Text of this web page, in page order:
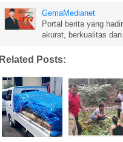
GemaMedianet
Portal berita yang
akurat, berkualitas
Related Posts: